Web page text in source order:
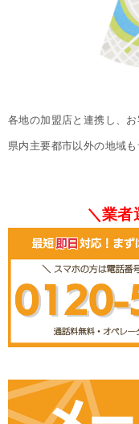
各地の加盟店と連携し、
県内主要都市以外の地域
＼業